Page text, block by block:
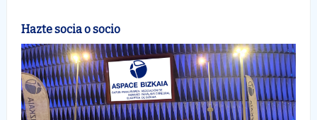
Hazte socia o socio